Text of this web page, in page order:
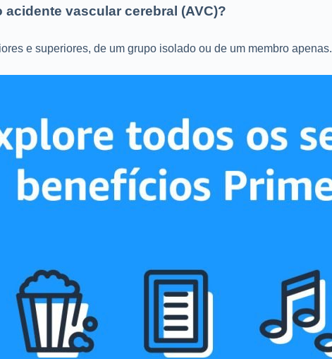
vascular cerebral (AVC)?
e superiores, de um grupo isolado ou de um membro apenas.